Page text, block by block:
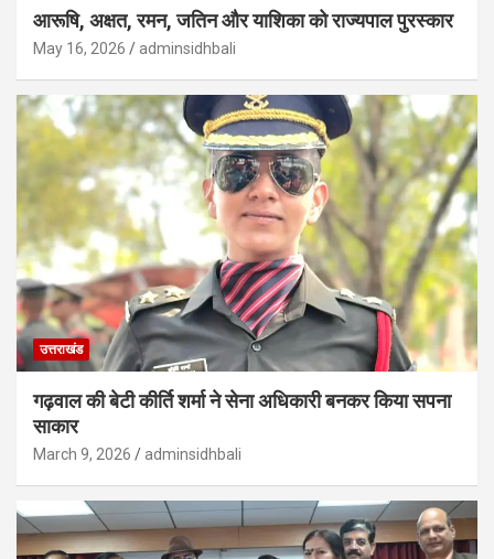
आरूषि, अक्षत, रमन, जतिन और याशिका को राज्यपाल पुरस्कार
May 16, 2026 adminsidhbali
उत्तराखंड
गढ़वाल की बेटी कीर्ति शर्मा ने सेना अधिकारी बनकर किया सपना
साकार
March 9, 2026 adminsidhbali